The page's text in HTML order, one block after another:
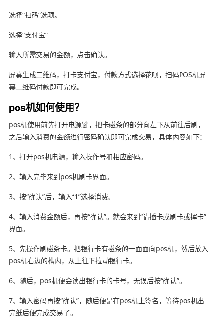
选择“扫码”选项。
选择“支付宝”
输入所需交易的金额，点击确认。
屏幕生成二维码，打卡支付宝，付款方式选择花呗，扫码POS机屏
幕二维码付款即可完成。
pos机如何使用？
pos机使用前先打开电源键，把卡磁条的部分向左下从前往后刷，
之后输入消费的金额进行密码确认即可完成交易，具体内容如下：
1、打开pos机电源，输入操作号和相应密码。
2、输入完毕来到pos机刷卡界面。
3、按“确认”后，输入“1”选择消费。
4、输入消费金额后，再按“确认”。就会来到“请插卡或刷卡或挥卡”
界面。
5、先操作刷磁条卡。把银行卡有磁条的一面面向pos机，然后放入
pos机右边的槽内，从上往下拉动银行卡。
6、随后，pos机便会读出银行卡的卡号，无误后按“确认”。
7、输入密码再按“确认”，随后便是在pos机上签名，等待pos机出
完纸后便完成交易了。